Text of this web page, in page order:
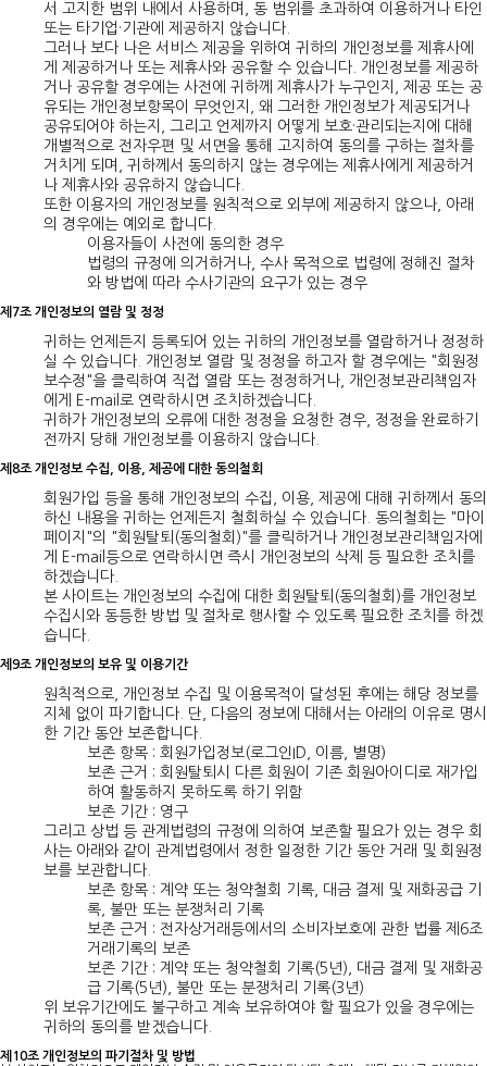
서 고지한 범위 내에서 사용하며, 동 범위를 초과하여 이용하거나 타인
또는 타기업·기관에 제공하지 않습니다.
그러나 보다 나은 서비스 제공을 위하여 귀하의 개인정보를 제휴사에
게 제공하거나 또는 제휴사와 공유할 수 있습니다. 개인정보를 제공하
거나 공유할 경우에는 사전에 귀하께 제휴사가 누구인지, 제공 또는 공
유되는 개인정보항목이 무엇인지, 왜 그러한 개인정보가 제공되거나
공유되어야 하는지, 그리고 언제까지 어떻게 보호·관리되는지에 대해
개별적으로 전자우편 및 서면을 통해 고지하여 동의를 구하는 절차를
거치게 되며, 귀하께서 동의하지 않는 경우에는 제휴사에게 제공하거
나 제휴사와 공유하지 않습니다.
또한 이용자의 개인정보를 원칙적으로 외부에 제공하지 않으나, 아래
의 경우에는 예외로 합니다.
이용자들이 사전에 동의한 경우
법령의 규정에 의거하거나, 수사 목적으로 법령에 정해진 절차
와 방법에 따라 수사기관의 요구가 있는 경우
제7조 개인정보의 열람 및 정정
귀하는 언제든지 등록되어 있는 귀하의 개인정보를 열람하거나 정정하
실 수 있습니다. 개인정보 열람 및 정정을 하고자 할 경우에는 "회원정
보수정"을 클릭하여 직접 열람 또는 정정하거나, 개인정보관리책임자
에게 E-mail로 연락하시면 조치하겠습니다.
귀하가 개인정보의 오류에 대한 정정을 요청한 경우, 정정을 완료하기
전까지 당해 개인정보를 이용하지 않습니다.
제8조 개인정보 수집, 이용, 제공에 대한 동의철회
회원가입 등을 통해 개인정보의 수집, 이용, 제공에 대해 귀하께서 동의
하신 내용을 귀하는 언제든지 철회하실 수 있습니다. 동의철회는 "마이
페이지"의 "회원탈퇴(동의철회)"를 클릭하거나 개인정보관리책임자에
게 E-mail등으로 연락하시면 즉시 개인정보의 삭제 등 필요한 조치를
하겠습니다.
본 사이트는 개인정보의 수집에 대한 회원탈퇴(동의철회)를 개인정보
수집시와 동등한 방법 및 절차로 행사할 수 있도록 필요한 조치를 하겠
습니다.
제9조 개인정보의 보유 및 이용기간
원칙적으로, 개인정보 수집 및 이용목적이 달성된 후에는 해당 정보를
지체 없이 파기합니다. 단, 다음의 정보에 대해서는 아래의 이유로 명시
한 기간 동안 보존합니다.
보존 항목 : 회원가입정보(로그인ID, 이름, 별명)
보존 근거 : 회원탈퇴시 다른 회원이 기존 회원아이디로 재가입
하여 활동하지 못하도록 하기 위함
보존 기간 : 영구
그리고 상법 등 관계법령의 규정에 의하여 보존할 필요가 있는 경우 회
사는 아래와 같이 관계법령에서 정한 일정한 기간 동안 거래 및 회원정
보를 보관합니다.
보존 항목 : 계약 또는 청약철회 기록, 대금 결제 및 재화공급 기
록, 불만 또는 분쟁처리 기록
보존 근거 : 전자상거래등에서의 소비자보호에 관한 법률 제6조
거래기록의 보존
보존 기간 : 계약 또는 청약철회 기록(5년), 대금 결제 및 재화공
급 기록(5년), 불만 또는 분쟁처리 기록(3년)
위 보유기간에도 불구하고 계속 보유하여야 할 필요가 있을 경우에는
귀하의 동의를 받겠습니다.
제10조 개인정보의 파기절차 및 방법